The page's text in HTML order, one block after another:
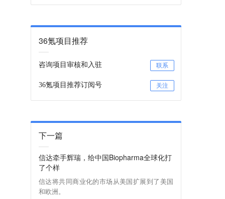
36氪项目推荐
咨询项目审核和入驻 联系
36氪项目推荐订阅号 关注
下一篇
信达牵手辉瑞，给中国Biopharma全球化打
了个样
信达将共同商业化的市场从美国扩展到了美国
和欧洲。